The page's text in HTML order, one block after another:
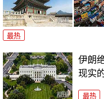
最热
伊朗
现实
最热